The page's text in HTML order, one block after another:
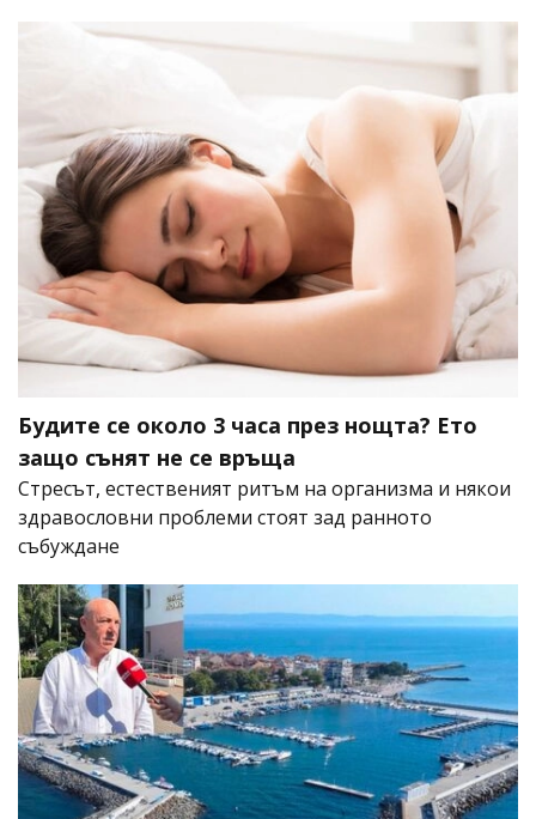
Будите се около 3 часа през нощта? Ето
защо сънят не се връща
Стресът, естественият ритъм на организма и някои
здравословни проблеми стоят зад ранното
събуждане